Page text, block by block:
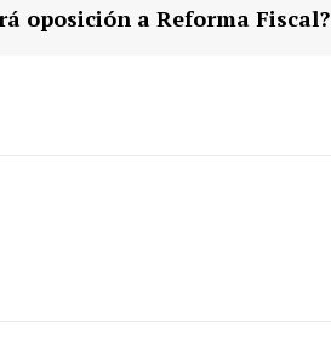
oposición a Reforma Fiscal?